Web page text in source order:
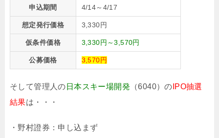
申込期間 4/14～4/17
想定発行価格 3,330円
仮条件価格 3,330円～3,570円
公募価格 3,570円
そして管理人の 日本スキー場開発 （6040）の IPO抽選
結果は・・・
・野村證券：申し込まず